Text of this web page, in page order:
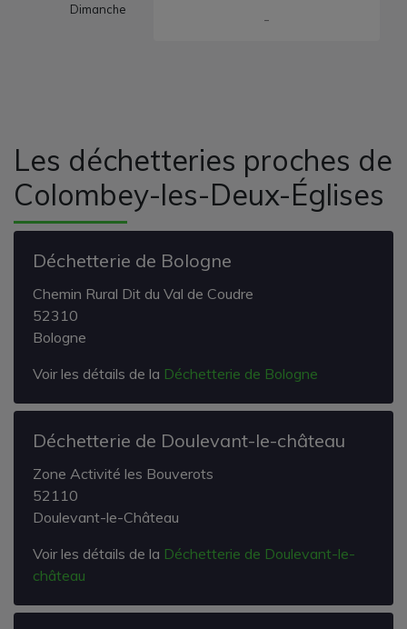
Les déchetteries proches de
Colombey-les-Deux-Églises
Déchetterie de Bologne
Chemin Rural Dit du Val de Coudre
52310
Bologne
Voir les détails de la Déchetterie de Bologne
Déchetterie de Doulevant-le-château
Zone Activité les Bouverots
52110
Doulevant-le-Château
Voir les détails de la Déchetterie de Doulevant-le-
château
Dimanche
-